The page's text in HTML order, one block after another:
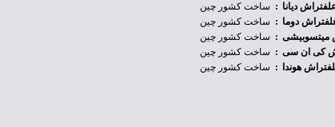
ساخت کشور چین : دیانا
ساخت کشور چین : دوما
ساخت کشور چین : میتسوبیشی
ساخت کشور چین : کی ان سی
ساخت کشور چین : هوندا